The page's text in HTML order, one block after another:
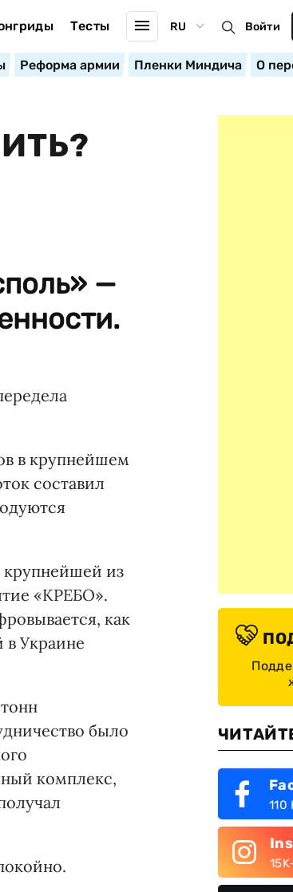
Тесты RU Войти
Реформа армии Пленки Миндича О
—
в крупнейшем
составил
крупнейшей из
«КРЕБО».
как
в Украине
было
комплекс,
110